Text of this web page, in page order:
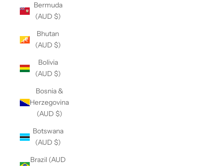
Bermuda
(AUD $)
Bhutan
(AUD $)
Bolivia
(AUD $)
Bosnia &
Herzegovina
(AUD $)
Botswana
(AUD $)
Brazil (AUD